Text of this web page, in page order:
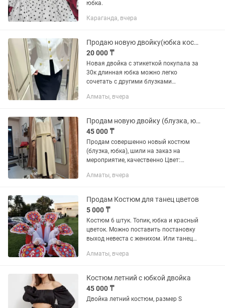
юбка.
Караганда, вчера
Продаю новую двойку(юбка костюм)
20 000 ₸
Новая двойка с этикеткой покупала за
30к длинная юбка можно легко
сочетать с другими блузками
Алматы, вчера
Продам новую двойку (блузка, юбка) сшитую на заказ
45 000 ₸
Продам совершенно новый костюм
(блузка, юбка), шили на заказ на
мероприятие, качественно Цвет:
Размер: 48-50 Продаем в связи с
ненадобностью,...
Алматы, вчера
Продам Костюм для танец цветов
5 000 ₸
Костюм 6 штук. Топик, юбка и красный
цветок. Можно поставить постановку
выход невеста с женихом. Или танец
хорошем состояний. Есть торг,
Алматы, вчера
Костюм летний с юбкой двойка
45 000 ₸
Двойка летний костюм, размер S